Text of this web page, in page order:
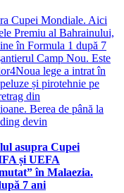
Cupei Mondiale. Aici
Premiu al Bahrainului,
în Formula 1 după 7
Camp Nou. Este
4Noua lege a intrat în
și pirotehnie pe
din
Berea de până la
devin
asupra Cupei
și UEFA
în Malaezia.
7 ani